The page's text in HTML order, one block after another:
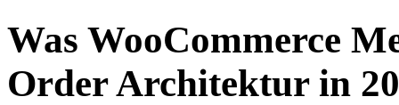
Was WooCommerce
Order Architektur in